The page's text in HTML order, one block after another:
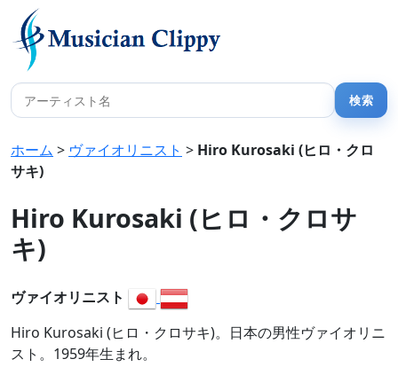
ホーム > ヴァイオリニスト > Hiro Kurosaki (ヒロ・クロ
サキ)
Hiro Kurosaki (ヒロ・クロサ
キ)
ヴァイオリニスト
Hiro Kurosaki (ヒロ・クロサキ)。日本の男性ヴァイオリニ
スト。1959年生まれ。